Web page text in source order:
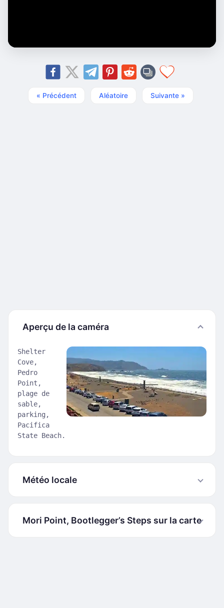
« Précédent Aléatoire Suivante »
Aperçu de la caméra
Shelter
Cove,
Pedro
Point,
plage de
sable,
parking,
Pacifica
State Beach.
Météo locale
Mori Point, Bootlegger’s Steps sur la carte